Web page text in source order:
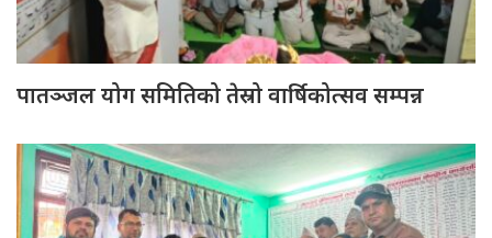
पातञ्जल योग समितिको तेस्रो वार्षिकोत्सव सम्पन्न